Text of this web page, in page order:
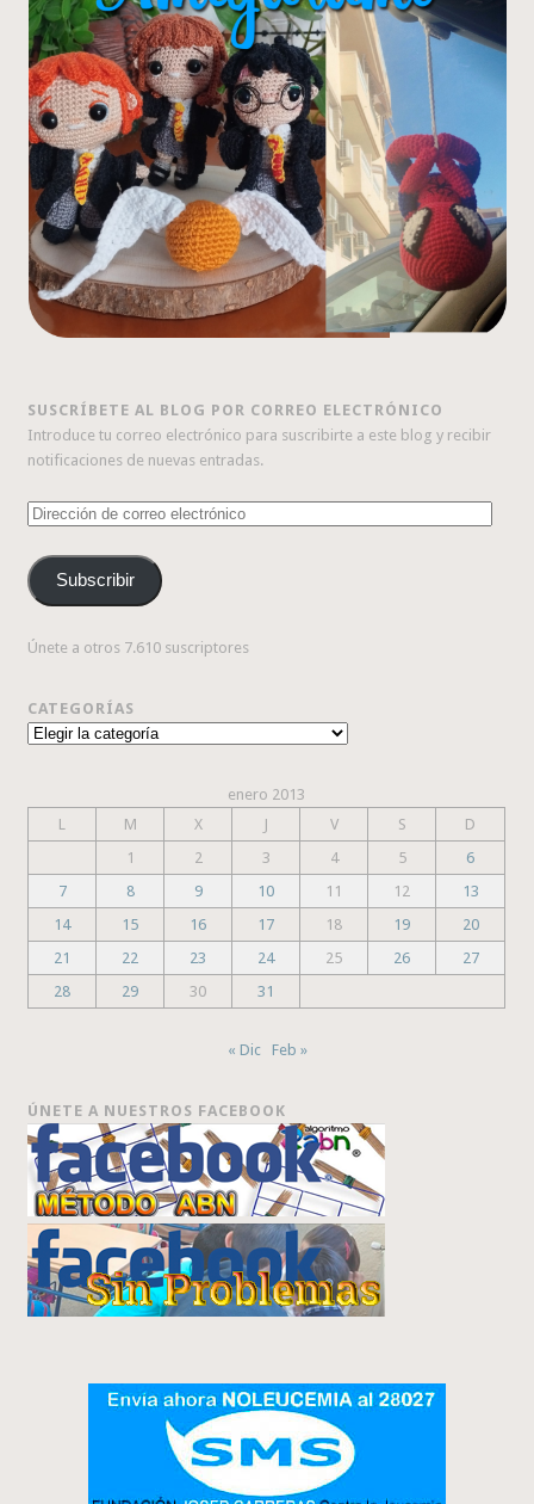
SUSCRÍBETE AL BLOG POR CORREO ELECTRÓNICO
Introduce tu correo electrónico para suscribirte a este blog y recibir
notificaciones de nuevas entradas.
Dirección
correo
electrónico
Subscribir
Únete a otros 7.610 suscriptores
CATEGORÍAS
Categorías
enero 2013
L
M X J V S
D
1
2 3 4 5
6
7
8 9 10 11 12
13
14
15 16 17 18 19
20
21
22 23 24 25 26
27
28
29 30 31
« Dic Feb »
ÚNETE A NUESTROS FACEBOOK